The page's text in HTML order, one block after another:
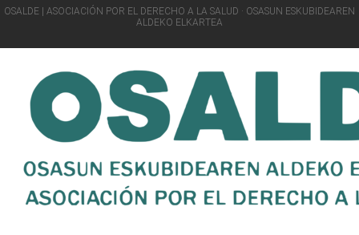
OSALDE | ASOCIACIÓN POR EL DERECHO A LA SALUD · OSASUN ESKUBIDEAREN
ALDEKO ELKARTEA